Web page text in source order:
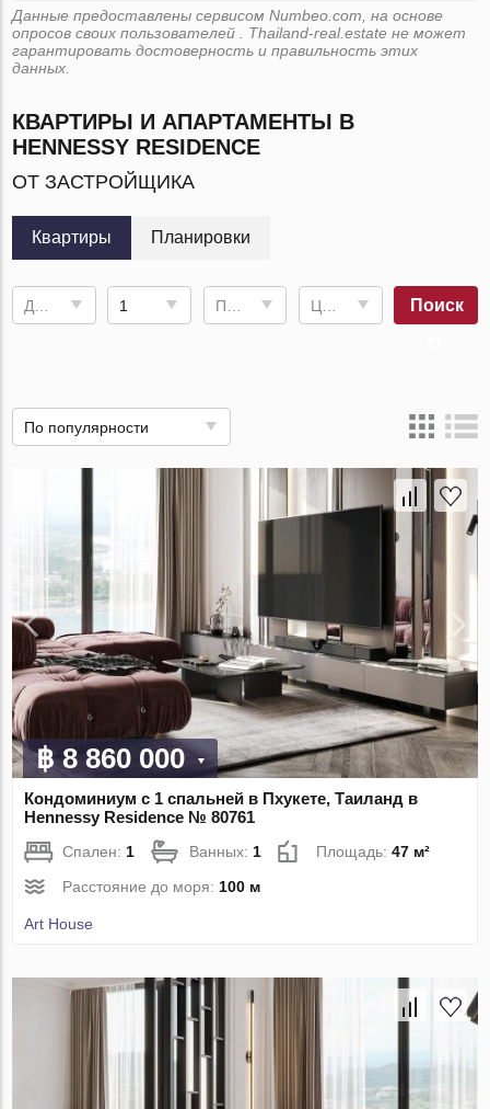
Данные предоставлены сервисом Numbeo.com, на основе
опросов своих пользователей . Thailand-real.estate не может
гарантировать достоверность и правильность этих
данных.
КВАРТИРЫ И АПАРТАМЕНТЫ В
HENNESSY RESIDENCE
ОТ ЗАСТРОЙЩИКА
Квартиры Планировки
1 Поиск
По популярности
฿ 8 860 000
Кондоминиум с 1 спальней в Пхукете, Таиланд в
Hennessy Residence № 80761
Спален:1 Ванных:1 Площадь:47 м²
Расстояние до моря:100 м
Art House